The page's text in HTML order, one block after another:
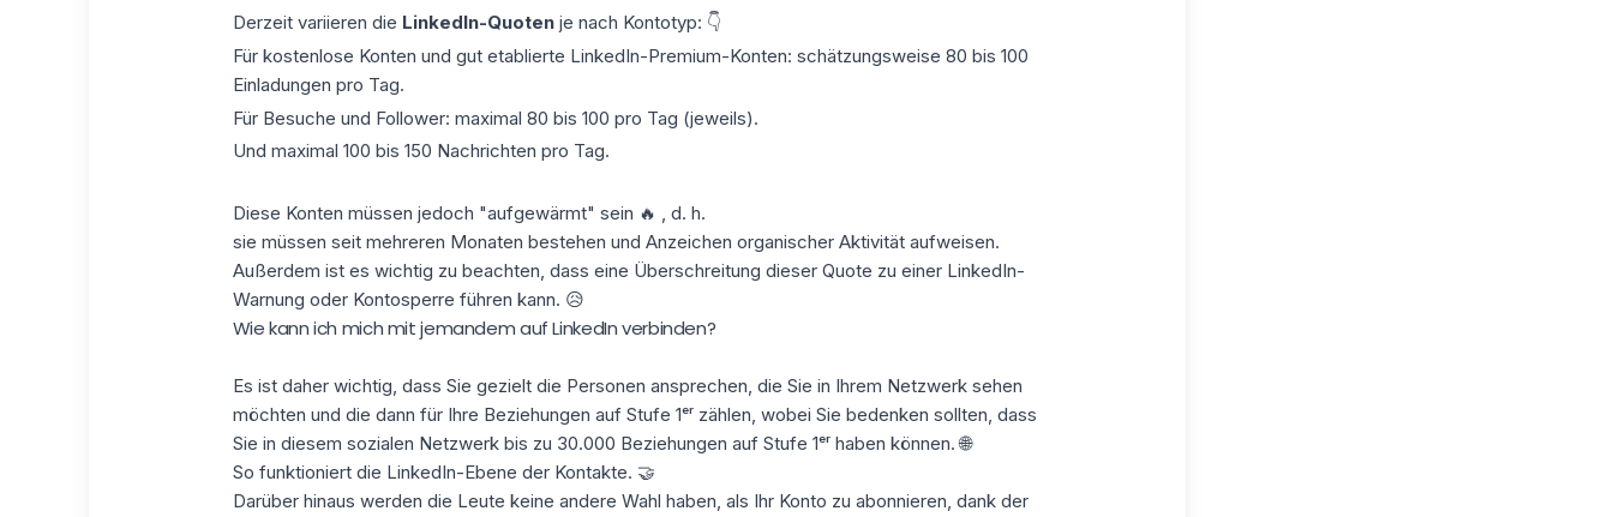
Derzeit variieren die LinkedIn-Quotenje nach Kontotyp: 👇
Für kostenlose Konten und gut etablierte LinkedIn-Premium-Konten: schätzungsweise 80 bis 100
Einladungen pro Tag.
Für Besuche und Follower: maximal 80 bis 100 pro Tag (jeweils).
Und maximal 100 bis 150 Nachrichten pro Tag.
Diese Konten müssen jedoch "aufgewärmt" sein 🔥 , d. h.
sie müssen seit mehreren Monaten bestehen und Anzeichen organischer Aktivität aufweisen.
Außerdem ist es wichtig zu beachten, dass eine Überschreitung dieser Quote zu einer LinkedIn-
Warnung oder Kontosperre führen kann. 😥
Wie kann ich mich mit jemandem auf LinkedIn verbinden?
Es ist daher wichtig, dass Sie gezielt die Personen ansprechen, die Sie in Ihrem Netzwerk sehen
möchten und die dann für Ihre Beziehungen auf Stufe 1ᵉʳ zählen, wobei Sie bedenken sollten, dass
Sie in diesem sozialen Netzwerk bis zu 30.000 Beziehungen auf Stufe 1ᵉʳ haben können. 🌐
So funktioniert die LinkedIn-Ebene der Kontakte. 🤝
Darüber hinaus werden die Leute keine andere Wahl haben, als Ihr Konto zu abonnieren, dank der